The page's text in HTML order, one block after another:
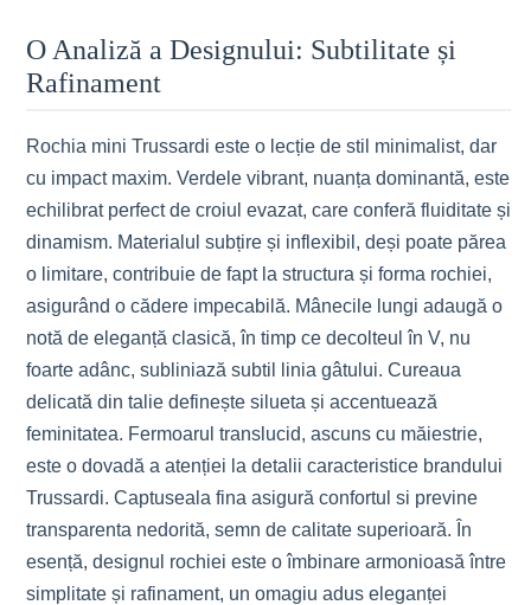
O Analiză a Designului: Subtilitate și
Rafinament
Rochia mini Trussardi este o lecție de stil minimalist, dar
cu impact maxim. Verdele vibrant, nuanța dominantă, este
echilibrat perfect de croiul evazat, care conferă fluiditate și
dinamism. Materialul subțire și inflexibil, deși poate părea
o limitare, contribuie de fapt la structura și forma rochiei,
asigurând o cădere impecabilă. Mânecile lungi adaugă o
notă de eleganță clasică, în timp ce decolteul în V, nu
foarte adânc, subliniază subtil linia gâtului. Cureaua
delicată din talie definește silueta și accentuează
feminitatea. Fermoarul translucid, ascuns cu măiestrie,
este o dovadă a atenției la detalii caracteristice brandului
Trussardi. Captuseala fina asigură confortul si previne
transparenta nedorită, semn de calitate superioară. În
esență, designul rochiei este o îmbinare armonioasă între
simplitate și rafinament, un omagiu adus eleganței